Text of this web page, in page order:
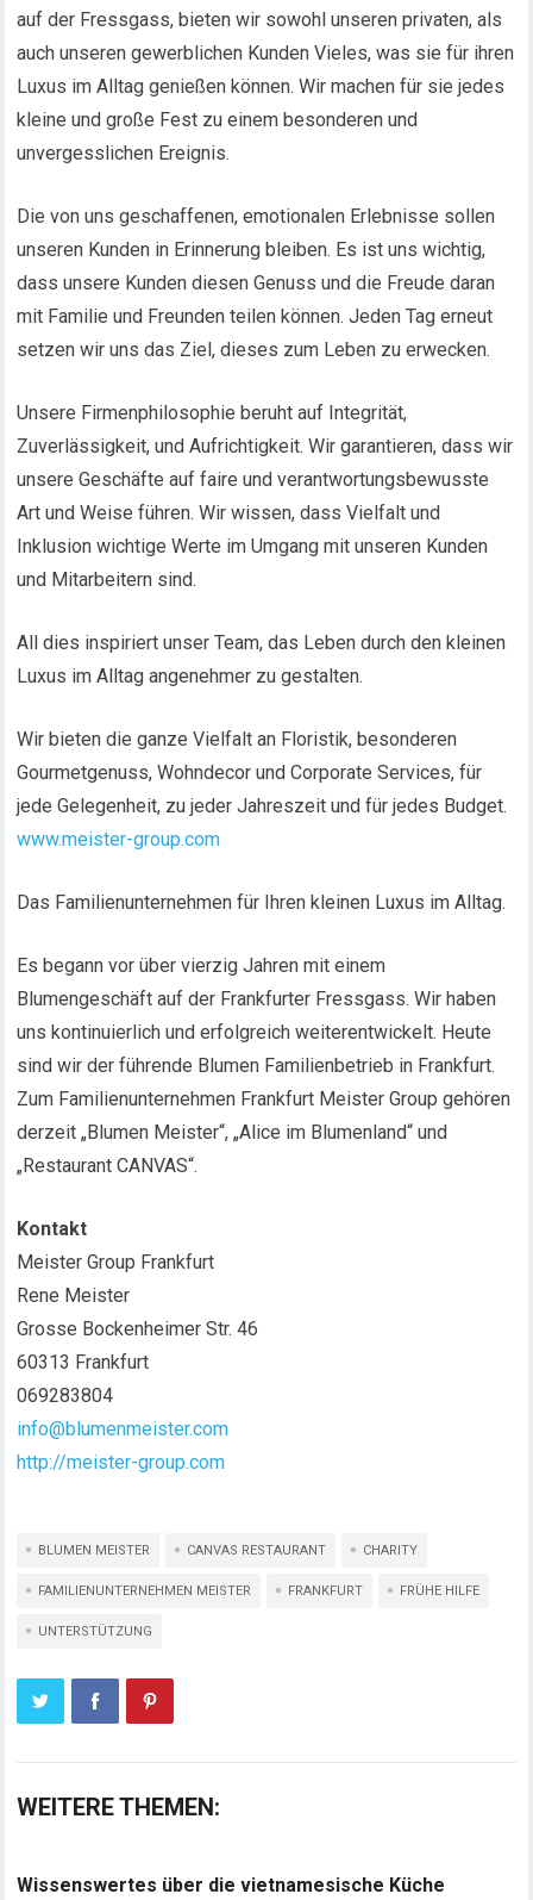
auf der Fressgass, bieten wir sowohl unseren privaten, als
auch unseren gewerblichen Kunden Vieles, was sie für ihren
Luxus im Alltag genießen können. Wir machen für sie jedes
kleine und große Fest zu einem besonderen und
unvergesslichen Ereignis.
Die von uns geschaffenen, emotionalen Erlebnisse sollen
unseren Kunden in Erinnerung bleiben. Es ist uns wichtig,
dass unsere Kunden diesen Genuss und die Freude daran
mit Familie und Freunden teilen können. Jeden Tag erneut
setzen wir uns das Ziel, dieses zum Leben zu erwecken.
Unsere Firmenphilosophie beruht auf Integrität,
Zuverlässigkeit, und Aufrichtigkeit. Wir garantieren, dass wir
unsere Geschäfte auf faire und verantwortungsbewusste
Art und Weise führen. Wir wissen, dass Vielfalt und
Inklusion wichtige Werte im Umgang mit unseren Kunden
und Mitarbeitern sind.
All dies inspiriert unser Team, das Leben durch den kleinen
Luxus im Alltag angenehmer zu gestalten.
Wir bieten die ganze Vielfalt an Floristik, besonderen
Gourmetgenuss, Wohndecor und Corporate Services, für
jede Gelegenheit, zu jeder Jahreszeit und für jedes Budget.
www.meister-group.com
Das Familienunternehmen für Ihren kleinen Luxus im Alltag.
Es begann vor über vierzig Jahren mit einem
Blumengeschäft auf der Frankfurter Fressgass. Wir haben
uns kontinuierlich und erfolgreich weiterentwickelt. Heute
sind wir der führende Blumen Familienbetrieb in Frankfurt.
Zum Familienunternehmen Frankfurt Meister Group gehören
derzeit „Blumen Meister“, „Alice im Blumenland“ und
„Restaurant CANVAS“.
Kontakt
Meister Group Frankfurt
Rene Meister
Grosse Bockenheimer Str. 46
60313 Frankfurt
069283804
info@blumenmeister.com
http://meister-group.com
BLUMEN MEISTER CANVAS RESTAURANT CHARITY
FAMILIENUNTERNEHMEN MEISTER FRANKFURT FRÜHE HILFE
UNTERSTÜTZUNG
WEITERE THEMEN:
Wissenswertes über die vietnamesische Küche